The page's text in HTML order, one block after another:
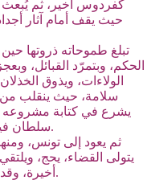
كفردوس أخير، ثم يُبعث
حيث يقف أمام آثار
تبلغ طموحاته ذروتها
الحكم، وبتمرّد القبائل،
الولاءات، ويذوق
سلامة، حيث ينقلب
يشرع في كتابة مشروعه
سلطان فيها إلا القلم، وأن رفيقه الحقيقي هو التاريخ.
ثم يعود إلى تونس،
يتولى القضاء، يحج،
أخيرة، وقد صار غروبه خالدًا بما ترك من فكر وسؤال.